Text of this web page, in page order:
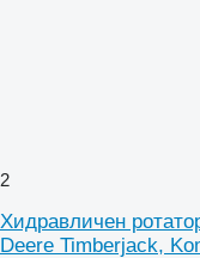
2
Хидравличен
Deere Timberjack,